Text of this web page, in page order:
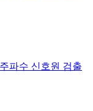
파수 신호원 검출